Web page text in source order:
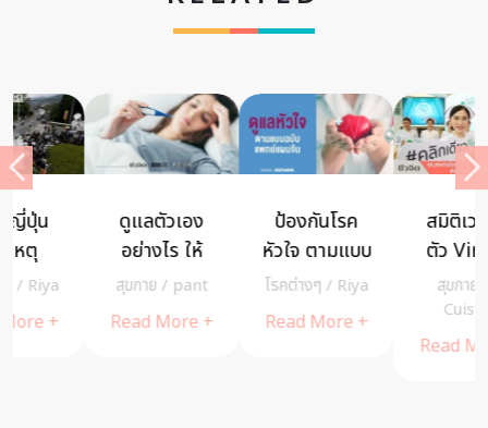
ป้องกันโรค
หัวใจ ตามแบบ
ฉบับแพทย์
แผนจีน
โรคต่างๆ Riya
Read More +
สมิติเวชเปิด
ตัว Virtual
Hospital ราย
แรกของไทย
/A
Cuisine
5 วิธีควบคุม
อาหาร สำหรับ
ผู้ป่วยโรคไตที่
เป็นเบาหวาน
cheewajitmedia
Read More +